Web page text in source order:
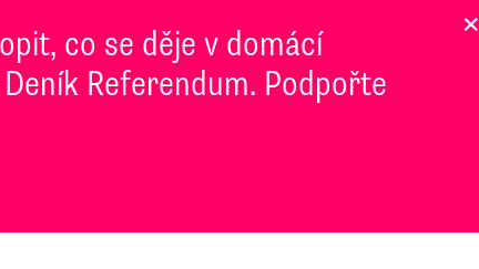
co se děje v domácí
Referendum. Podpořte
×